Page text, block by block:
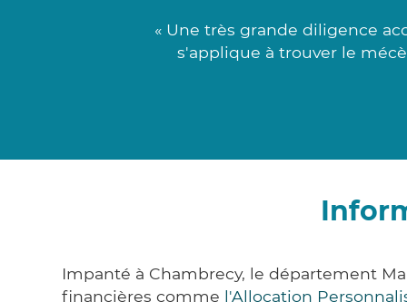
« Une très grande diligence
s'applique à trouver le
Impanté à Chambrecy, le département
financières comme l'Allocation